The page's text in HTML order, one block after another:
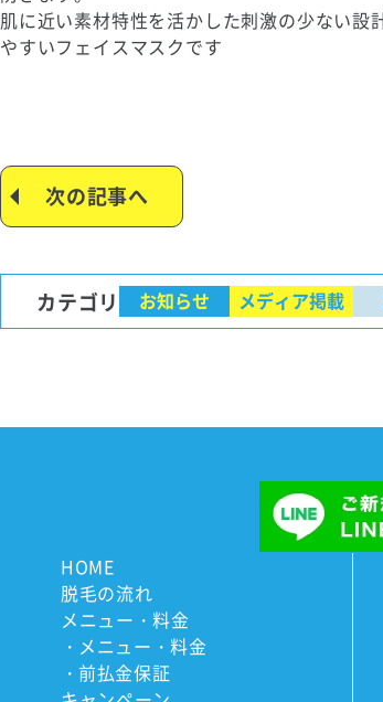
肌に近い素材特性を活かした刺激の少ない
やすいフェイスマスクです
次の記事へ
カテゴリ お知らせ メディア掲載
HOME
脱毛の流れ
メニュー・料金
メニュー・料金
前払金保証